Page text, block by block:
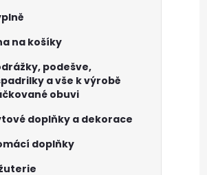
na košíky
podešve,
a vše k výrobě
obuvi
doplňky a dekorace
doplňky